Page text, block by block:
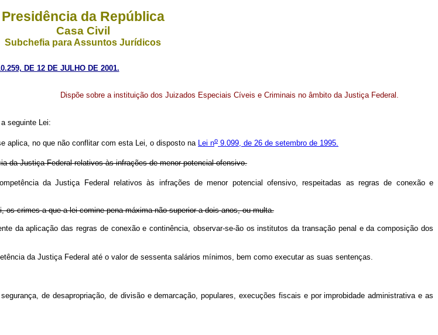
Presidência da República
Casa Civil
Subchefia para Assuntos Jurídicos
DE 12 DE JULHO DE 2001.
Dispõe sobre a instituição dos Juizados Especiais Cíveis e Criminais no âmbito da Justiça Federal.
seguinte Lei:
aplica, no que não conflitar com esta Lei, o disposto na Lei no 9.099, de 26 de setembro de 1995.
da Justiça Federal relativos às infrações de menor potencial ofensivo.
da Justiça Federal relativos às infrações de menor potencial ofensivo, respeitadas as regras de conexão e
crimes a que a lei comine pena máxima não superior a dois anos, ou multa.
da aplicação das regras de conexão e continência, observar-se-ão os institutos da transação penal e da composição dos
da Justiça Federal até o valor de sessenta salários mínimos, bem como executar as suas sentenças.
segurança, de desapropriação, de divisão e demarcação, populares, execuções fiscais e por improbidade administrativa e as